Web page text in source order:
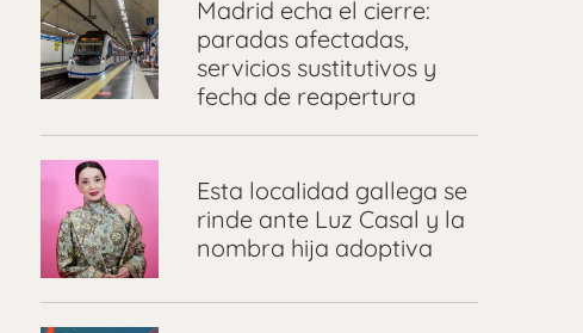
Madrid echa el cierre:
paradas afectadas,
servicios sustitutivos y
fecha de reapertura
Esta localidad gallega se
rinde ante Luz Casal y la
nombra hija adoptiva